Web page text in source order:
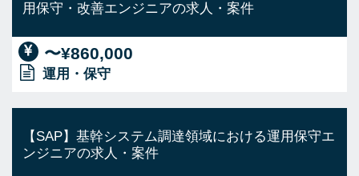
用保守・改善エンジニアの求人・案件
〜¥860,000
運用・保守
【SAP】基幹システム調達領域における運用保守エ
ンジニアの求人・案件